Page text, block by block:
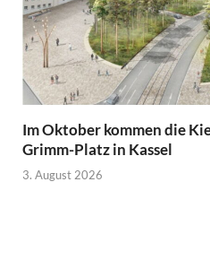
Im Oktober kommen die
Grimm-Platz in Kassel
3. August 2026